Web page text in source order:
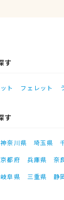
す
ト フェレット
す
神奈川県 埼玉県
京都府 兵庫県 奈
岐阜県 三重県
静